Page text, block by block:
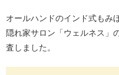
オールハンドのインド式もみ
隠れ家サロン「ウェルネス」
査しました。